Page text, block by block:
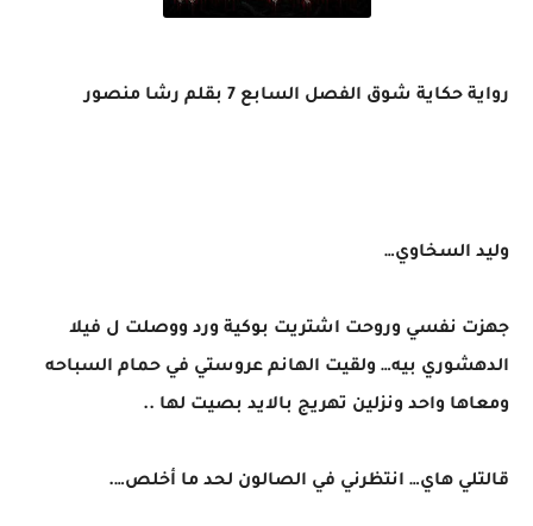
رواية حكاية شوق الفصل السابع 7 بقلم رشا منصور
وليد السخاوي…
جهزت نفسي وروحت اشتريت بوكية ورد ووصلت ل فيلا
الدهشوري بيه… ولقيت الهانم عروستي في حمام السباحه
ومعاها واحد ونزلين تهريج بالايد بصيت لها ..
قالتلي هاي… انتظرني في الصالون لحد ما أخلص….